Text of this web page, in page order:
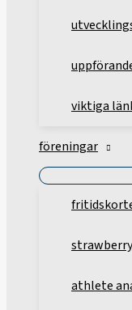
viktiga
föreningar
athlete